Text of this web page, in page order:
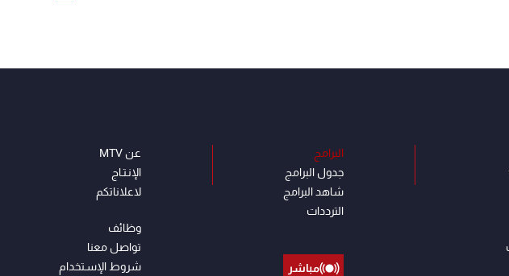
البرامج
جدول البرامج
شاهد البرامج
الترددات
مباشر
عن MTV
الإنـتـاج
لاعلاناتكم
وظائف
تواصل معنا
شروط الإسـتخدام